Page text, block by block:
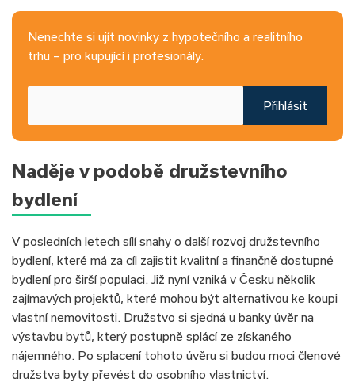
Nenechte si ujít novinky z hypotečního a realitního
trhu – pro kupující i profesionály.
Přihlásit
Naděje v podobě družstevního
bydlení
V posledních letech sílí snahy o další rozvoj družstevního
bydlení, které má za cíl zajistit kvalitní a finančně dostupné
bydlení pro širší populaci. Již nyní vzniká v Česku několik
zajímavých projektů, které mohou být alternativou ke koupi
vlastní nemovitosti. Družstvo si sjedná u banky úvěr na
výstavbu bytů, který postupně splácí ze získaného
nájemného. Po splacení tohoto úvěru si budou moci členové
družstva byty převést do osobního vlastnictví.